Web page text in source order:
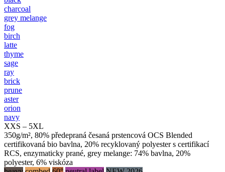
charcoal
grey melange
fog
birch
latte
thyme
sage
ray
brick
prune
aster
orion
navy
XXS – 5XL
350g/m², 80% předepraná česaná prstencová OCS Blended
certifikovaná bio bavlna, 20% recyklovaný polyester s certifikací
RCS, enzymaticky prané, grey melange: 74% bavlna, 20%
polyester, 6% viskóza